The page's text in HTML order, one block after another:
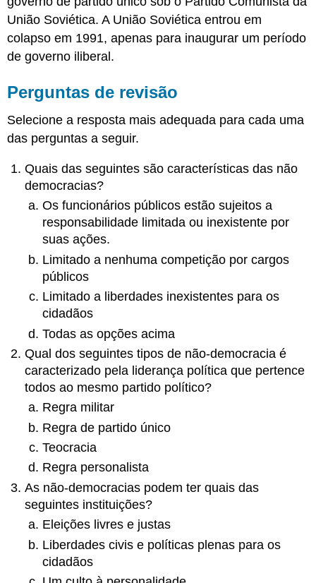
União Soviética. A União Soviética entrou em
colapso em 1991, apenas para inaugurar um período
de governo iliberal.
Perguntas de revisão
Selecione a resposta mais adequada para cada uma
das perguntas a seguir.
Quais das seguintes são características das não
democracias?
Os funcionários públicos estão sujeitos a
responsabilidade limitada ou inexistente por
suas ações.
Limitado a nenhuma competição por cargos
públicos
Limitado a liberdades inexistentes para os
cidadãos
Todas as opções acima
Qual dos seguintes tipos de não-democracia é
caracterizado pela liderança política que pertence
todos ao mesmo partido político?
Regra militar
Regra de partido único
Teocracia
Regra personalista
As não-democracias podem ter quais das
seguintes instituições?
Eleições livres e justas
Liberdades civis e políticas plenas para os
cidadãos